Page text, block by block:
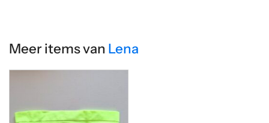
Meer items van Lena